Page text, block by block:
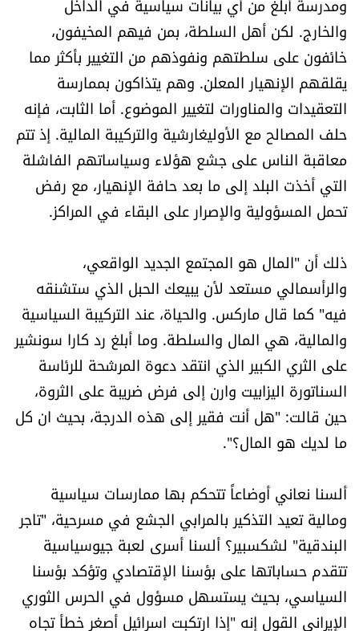
سجالات
صحّة وصحن
الرياضة
منوّعات
حظّك اليوم
فيديو
من نحن
للتواصل معنا
شروط الاستخدام
Digital solutions by
والخارج. لكن أهل السلطة، بمن فيهم المخيفون،
خائفون على سلطتهم ونفوذهم من التغيير بأكثر مما
يقلقهم الإنهيار المعلن. وهم يتذاكون بممارسة
التعقيدات والمناورات لتغيير الموضوع. أما الثابت، فإنه
حلف المصالح مع الأوليغارشية والتركيبة المالية. إذ تتم
معاقبة الناس على جشع هؤلاء وسياساتهم الفاشلة
التي أخذت البلد إلى ما بعد حافة الإنهيار، مع رفض
تحمل المسؤولية والإصرار على البقاء في المراكز.
ذلك أن "المال هو المجتمع الجديد الواقعي،
والرأسمالي مستعد لأن يبيعك الحبل الذي ستشنقه
فيه" كما قال ماركس. والحياة، عند التركيبة السياسية
والمالية، هي المال والسلطة. وما أبلغ رد كارا سونشير
على الثري الكبير الذي انتقد دعوة المرشحة للرئاسة
السناتورة اليزابيت وارن إلى فرض ضريبة على الثروة،
حين قالت: "هل أنت فقير إلى هذه الدرجة، بحيث ان كل
ما لديك هو المال؟".
ألسنا نعاني أوضاعاً تتحكم بها ممارسات سياسية
ومالية تعيد التذكير بالمرابي الجشع في مسرحية، "تاجر
البندقية" لشكسبير؟ ألسنا أسرى لعبة جيوسياسية
تتقدم حساباتها على بؤسنا الإقتصادي وتؤكد بؤسنا
السياسي، بحيث يستسهل مسؤول في الحرس الثوري
الإيراني القول إنه "إذا ارتكبت اسرائيل أصغر خطأ تجاه